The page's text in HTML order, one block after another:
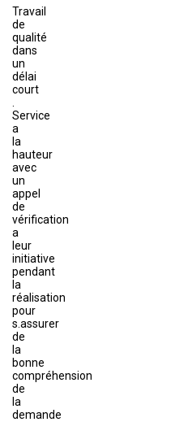
Travail
de
qualité
dans
un
délai
court
Service
a
la
hauteur
avec
un
appel
de
vérification
a
leur
initiative
pendant
la
réalisation
pour
s.assurer
de
la
bonne
compréhension
de
la
demande